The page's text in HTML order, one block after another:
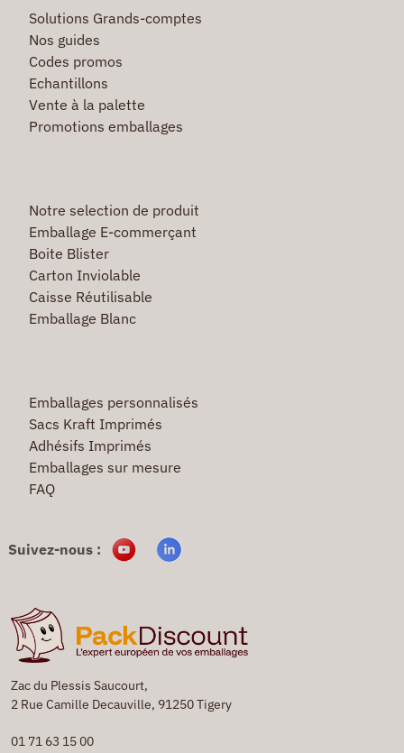
Zac du Plessis Saucourt,
2 Rue Camille Decauville, 91250 Tigery
01 71 63 15 00
Solutions Grands-comptes
Nos guides
Codes promos
Echantillons
Vente à la palette
Promotions emballages
Notre selection de produit
Emballage E-commerçant
Boite Blister
Carton Inviolable
Caisse Réutilisable
Emballage Blanc
Emballages personnalisés
Sacs Kraft Imprimés
Adhésifs Imprimés
Emballages sur mesure
FAQ
Suivez-nous :